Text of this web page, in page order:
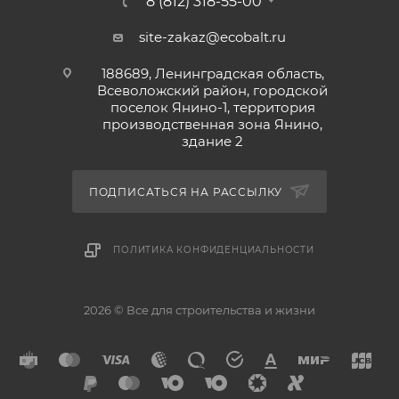
согласованию с заказчиком.
site-zakaz@ecobalt.ru
188689, Ленинградская область,
Всеволожский район, городской
поселок Янино-1, территория
производственная зона Янино,
здание 2
ПОДПИСАТЬСЯ НА РАССЫЛКУ
ПОЛИТИКА КОНФИДЕНЦИАЛЬНОСТИ
2026 © Все для строительства и жизни